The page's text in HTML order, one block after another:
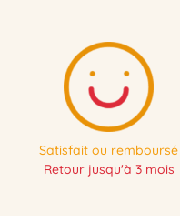
Satisfait ou remboursé
Retour jusqu'à 3 mois